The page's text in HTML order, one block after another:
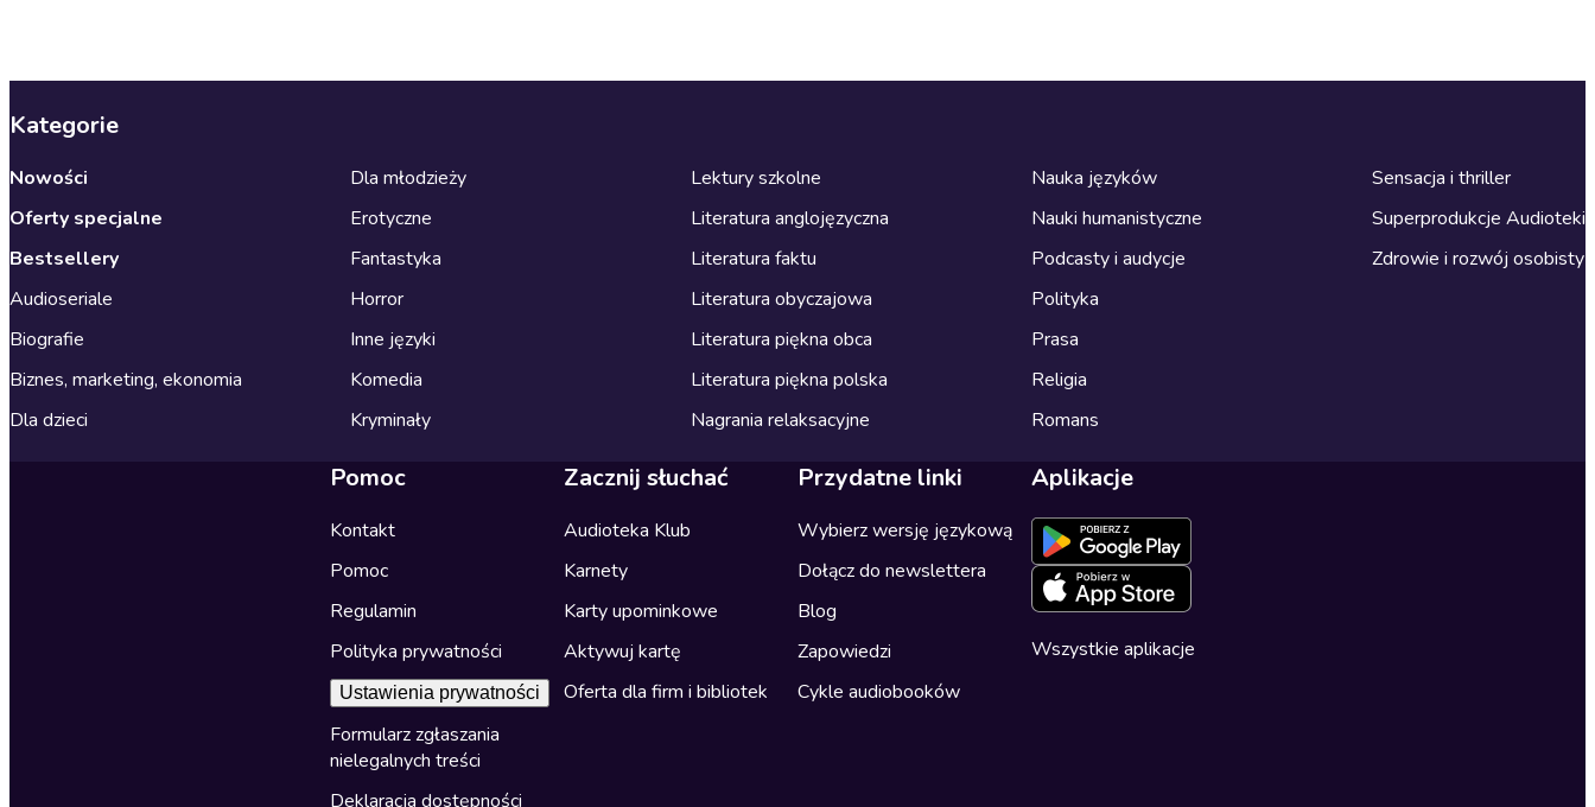
Kategorie
Nowości
Oferty specjalne
Bestsellery
Audioseriale
Biografie
Biznes, marketing, ekonomia
Dla dzieci
Dla młodzieży
Erotyczne
Fantastyka
Horror
Inne języki
Komedia
Kryminały
Lektury szkolne
Literatura anglojęzyczna
Literatura faktu
Literatura obyczajowa
Literatura piękna obca
Literatura piękna polska
Nagrania relaksacyjne
Nauka języków
Nauki humanistyczne
Podcasty i audycje
Polityka
Prasa
Religia
Romans
Sensacja i thriller
Superprodukcje Audioteki
Zdrowie i rozwój osobisty
Pomoc
Kontakt
Pomoc
Regulamin
Polityka prywatności
Ustawienia prywatności
Formularz zgłaszania
nielegalnych treści
Deklaracja dostępności
Zacznij słuchać
Audioteka Klub
Karnety
Karty upominkowe
Aktywuj kartę
Oferta dla firm i bibliotek
Przydatne linki
Wybierz wersję językową
Dołącz do newslettera
Blog
Zapowiedzi
Cykle audiobooków
Aplikacje
Wszystkie aplikacje